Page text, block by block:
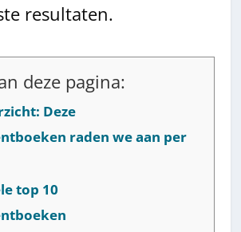
resultaten.
deze pagina:
Deze
raden we aan per
top 10